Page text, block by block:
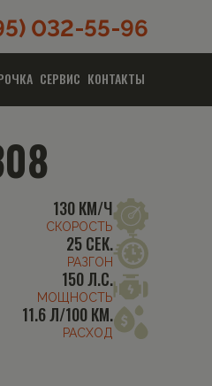
032-55-96
СЕРВИС КОНТАКТЫ
130 КМ/Ч
СКОРОСТЬ
25 СЕК.
РАЗГОН
150 Л.С.
МОЩНОСТЬ
11.6 Л/100 КМ.
РАСХОД